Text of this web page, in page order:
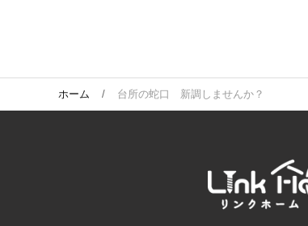
ホーム 台所の蛇口 新調しませんか？